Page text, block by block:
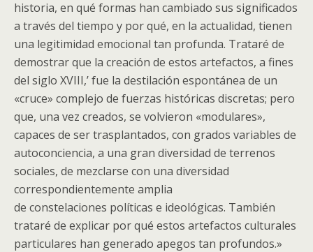
historia, en qué formas han cambiado sus significados
a través del tiempo y por qué, en la actualidad, tienen
una legitimidad emocional tan profunda. Trataré de
demostrar que la creación de estos artefactos, a fines
del siglo XVIII,’ fue la destilación espontánea de un
«cruce» complejo de fuerzas históricas discretas; pero
que, una vez creados, se volvieron «modulares»,
capaces de ser trasplantados, con grados variables de
autoconciencia, a una gran diversidad de terrenos
sociales, de mezclarse con una diversidad
correspondientemente amplia
de constelaciones políticas e ideológicas. También
trataré de explicar por qué estos artefactos culturales
particulares han generado apegos tan profundos.»